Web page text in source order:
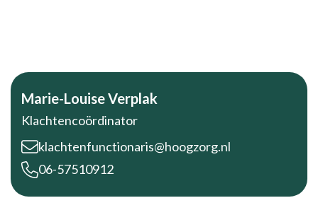
Marie-Louise Verplak
Klachtencoördinator
klachtenfunctionaris@hoogzorg.nl
06-57510912